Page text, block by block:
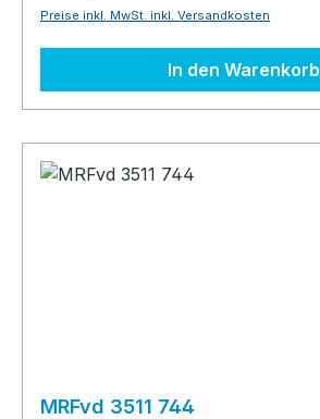
Preise inkl. MwSt. inkl. Versandkosten
In den Warenkorb
MRFvd 3511 744